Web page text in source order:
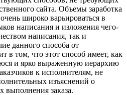
сайта. Объемы заработка
широко варьироваться в
написания и изложения чего-
написания, так и
данного способа от
в том, что этот способ имеет, как
и ярко выраженную иерархию
к исполнителям, не
изъяснений о
выполнения заказа.